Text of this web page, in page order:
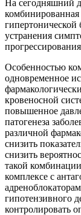
На сегодняшний
комбинированная
гипертонической
устранения
Особенностью
одновременное
кровеносной
повышенное
патогенеза
различной
снизить
снизить
такой
комплексе с
гипотензивного
контролировать